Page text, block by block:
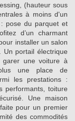
(hauteur sous
à moins d'un
pose du parquet et
d’un charmant
installer un salon
portail électrique
une voiture à
une place de
les prestations :
performants, toiture
Une maison
pour un premier
des commodités